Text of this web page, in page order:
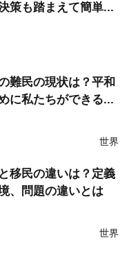
策も踏まえて簡単...
難民の現状は？平和
に私たちができる...
世界
移民の違いは？定義
、問題の違いとは
世界